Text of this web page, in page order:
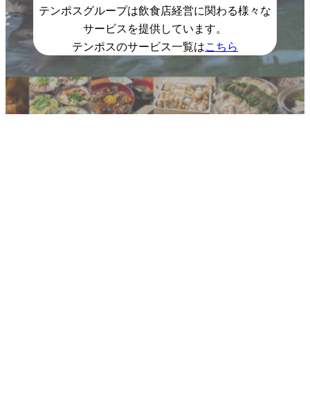
テンポスグループは飲食店経営に関わる様々な
サービスを提供しています。
テンポスのサービス一覧はこちら